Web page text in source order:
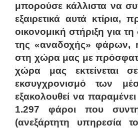
μπορούσε κάλλιστα να
εξαιρετικά αυτά
οικονομική στήριξη για
της «αναδοχής» φάρων,
στη χώρα μας με
χώρα μας εκτείνεται
εκσυγχρονισμό των
εξακολουθεί να
1.297 φάροι που
(ανεξάρτητη υπηρεσία